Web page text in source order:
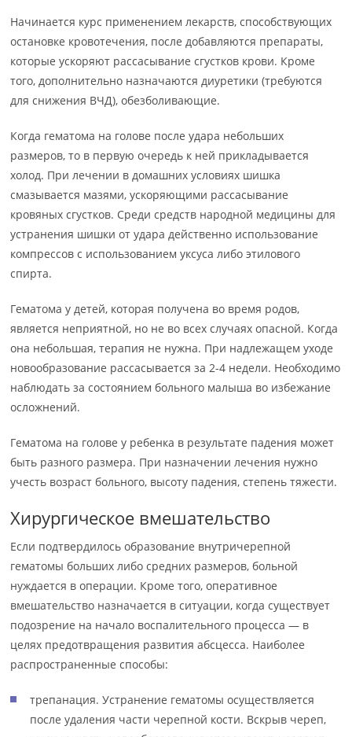
Начинается курс применением лекарств, способствующих
остановке кровотечения, после добавляются препараты,
которые ускоряют рассасывание сгустков крови. Кроме
того, дополнительно назначаются диуретики (требуются
для снижения ВЧД), обезболивающие.
Когда гематома на голове после удара небольших
размеров, то в первую очередь к ней прикладывается
холод. При лечении в домашних условиях шишка
смазывается мазями, ускоряющими рассасывание
кровяных сгустков. Среди средств народной медицины для
устранения шишки от удара действенно использование
компрессов с использованием уксуса либо этилового
спирта.
Гематома у детей, которая получена во время родов,
является неприятной, но не во всех случаях опасной. Когда
она небольшая, терапия не нужна. При надлежащем уходе
новообразование рассасывается за 2-4 недели. Необходимо
наблюдать за состоянием больного малыша во избежание
осложнений.
Гематома на голове у ребенка в результате падения может
быть разного размера. При назначении лечения нужно
учесть возраст больного, высоту падения, степень тяжести.
Хирургическое вмешательство
Если подтвердилось образование внутричерепной
гематомы больших либо средних размеров, больной
нуждается в операции. Кроме того, оперативное
вмешательство назначается в ситуации, когда существует
подозрение на начало воспалительного процесса — в
целях предотвращения развития абсцесса. Наиболее
распространенные способы:
трепанация. Устранение гематомы осуществляется
после удаления части черепной кости. Вскрыв череп,